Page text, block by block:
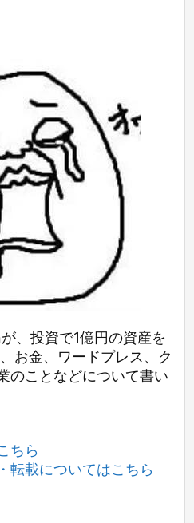
、投資で1億円の資産を
お金、ワードプレス、ク
のことなどについて書い
ちら
転載についてはこちら